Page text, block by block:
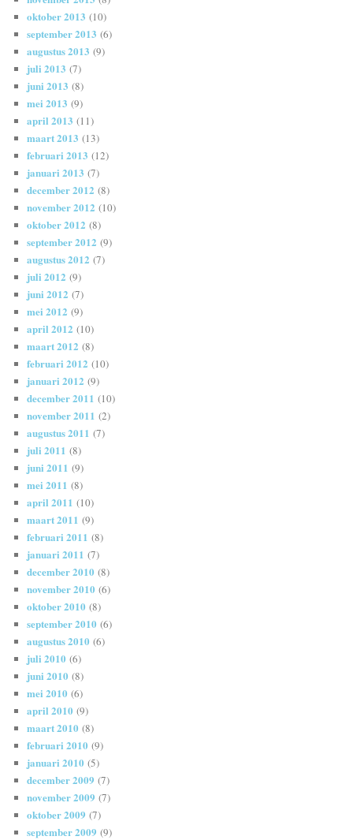
oktober 2013 (10)
september 2013 (6)
augustus 2013 (9)
juli 2013 (7)
juni 2013 (8)
mei 2013 (9)
april 2013 (11)
maart 2013 (13)
februari 2013 (12)
januari 2013 (7)
december 2012 (8)
november 2012 (10)
oktober 2012 (8)
september 2012 (9)
augustus 2012 (7)
juli 2012 (9)
juni 2012 (7)
mei 2012 (9)
april 2012 (10)
maart 2012 (8)
februari 2012 (10)
januari 2012 (9)
december 2011 (10)
november 2011 (2)
augustus 2011 (7)
juli 2011 (8)
juni 2011 (9)
mei 2011 (8)
april 2011 (10)
maart 2011 (9)
februari 2011 (8)
januari 2011 (7)
december 2010 (8)
november 2010 (6)
oktober 2010 (8)
september 2010 (6)
augustus 2010 (6)
juli 2010 (6)
juni 2010 (8)
mei 2010 (6)
april 2010 (9)
maart 2010 (8)
februari 2010 (9)
januari 2010 (5)
december 2009 (7)
november 2009 (7)
oktober 2009 (7)
september 2009 (9)